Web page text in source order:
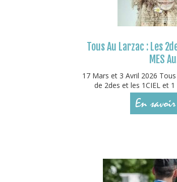
Tous Au Larzac : Les
MES
17 Mars et 3 Avril 2026
de 2des et les 1CIEL et 1
En